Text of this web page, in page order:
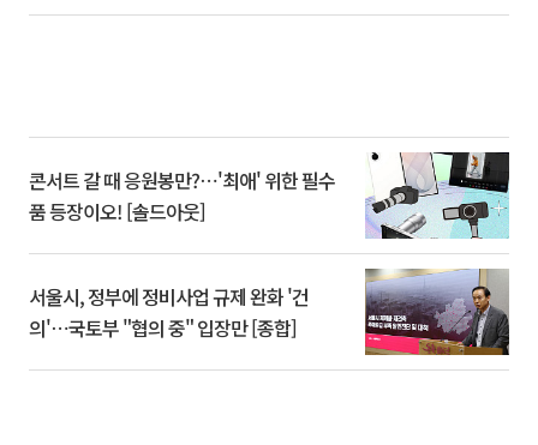
콘서트 갈 때 응원봉만?⋯'최애' 위한 필수
품 등장이오! [솔드아웃]
서울시, 정부에 정비사업 규제 완화 '건
의'⋯국토부 "협의 중" 입장만 [종합]